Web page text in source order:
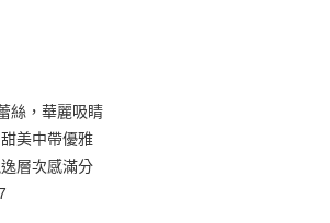
絲，華麗吸睛
美中帶優雅
層次感滿分